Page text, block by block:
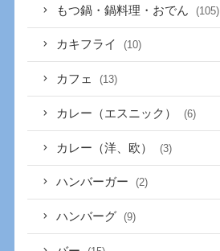
もつ鍋・鍋料理・おでん (105)
カキフライ (10)
カフェ (13)
カレー（エスニック） (6)
カレー（洋、欧） (3)
ハンバーガー (2)
ハンバーグ (9)